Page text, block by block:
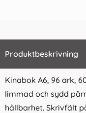
Produktbeskrivning
Kinabok A6, 96 ark,
limmad och sydd
hållbarhet. Skrivfält